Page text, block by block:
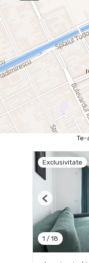
Te-
Exclusivitate
1 / 18
Previous